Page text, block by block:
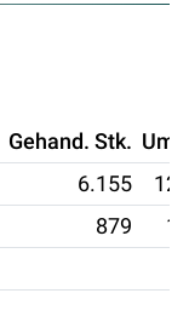
Gehand. Stk.
6.155
879